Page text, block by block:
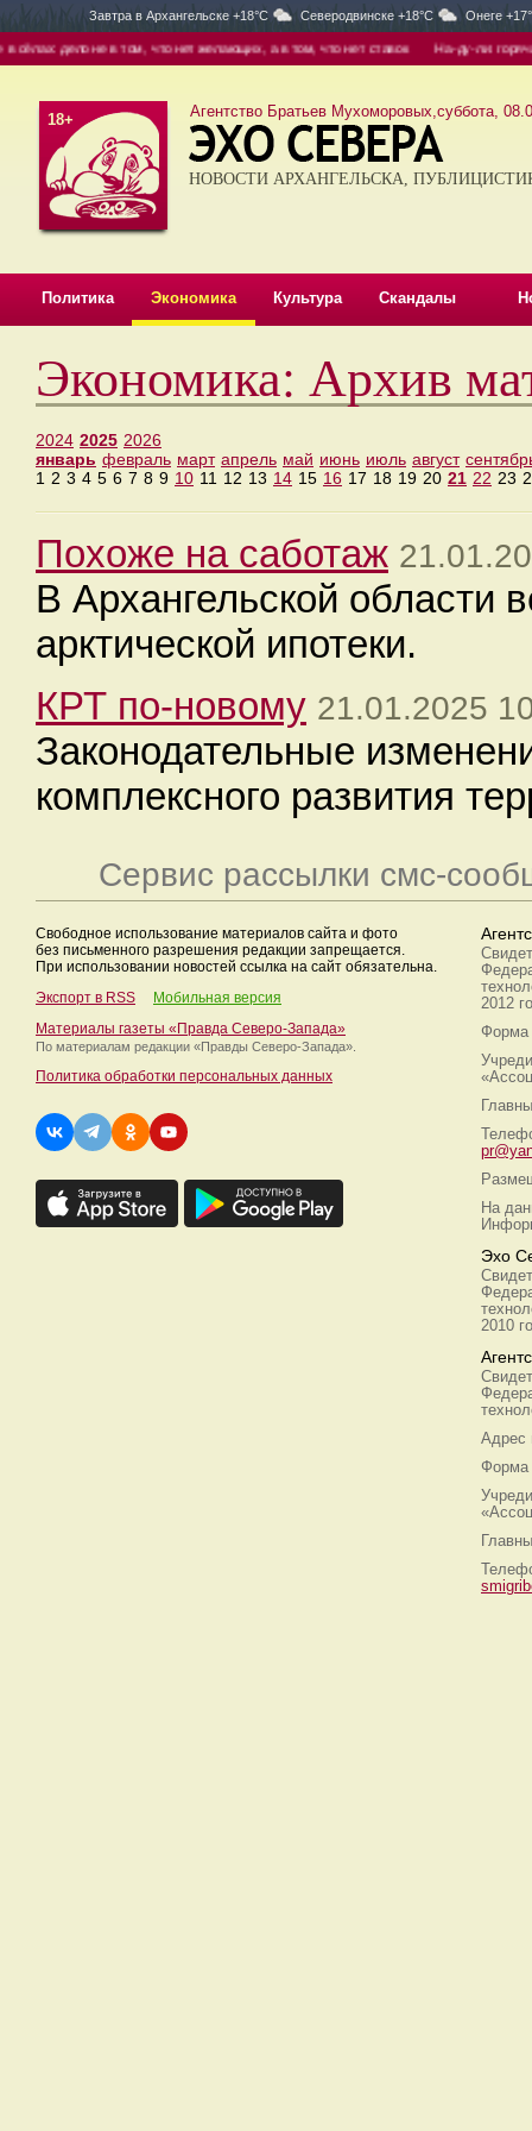
Завтра в Архангельске +18°C Северодвинске +18°C Онеге
дело не в том, что нет желающих, а в том, что нет ставок На-ду-ли:
18+ Агентство Братьев Мухоморовых,суббота,
НОВОСТИ АРХАНГЕЛЬСКА,
Политика Экономика Культура Скандалы
Экономика: Архив
2024 2025 2026
январь февраль март апрель май июнь июль август
1 2 3 4 5 6 7 8 9 10 11 12 13 14 15 16 17 18 19 20 21 22 23
Похоже на саботаж
В Архангельской области
арктической ипотеки.
КРТ по-новому 21.01.2025
Законодательные
комплексного развития
Сервис рассылки смс-
Свободное использование материалов сайта и фото
без письменного разрешения редакции запрещается.
При использовании новостей ссылка на сайт обязательна.
Экспорт в RSS
Мобильная версия
Материалы газеты «Правда Северо-Запада»
По материалам редакции «Правды Северо-Запада».
Политика обработки персональных данных
2012
Форма
На
Эхо
2010
Адрес
Форма